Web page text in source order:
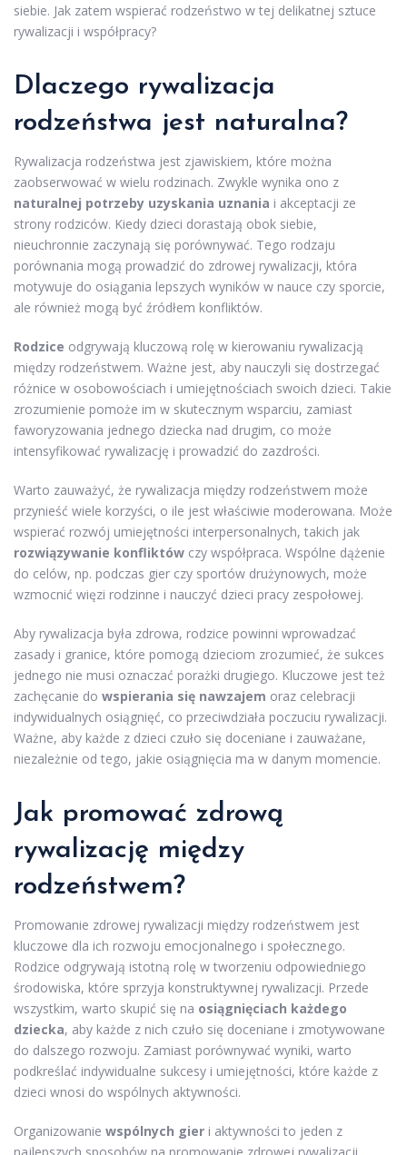
siebie. Jak zatem wspierać rodzeństwo w tej delikatnej sztuce
rywalizacji i współpracy?
Dlaczego rywalizacja
rodzeństwa jest naturalna?
Rywalizacja rodzeństwa jest zjawiskiem, które można
zaobserwować w wielu rodzinach. Zwykle wynika ono z
naturalnej potrzeby uzyskania uznania i akceptacji ze
strony rodziców. Kiedy dzieci dorastają obok siebie,
nieuchronnie zaczynają się porównywać. Tego rodzaju
porównania mogą prowadzić do zdrowej rywalizacji, która
motywuje do osiągania lepszych wyników w nauce czy sporcie,
ale również mogą być źródłem konfliktów.
Rodzice odgrywają kluczową rolę w kierowaniu rywalizacją
między rodzeństwem. Ważne jest, aby nauczyli się dostrzegać
różnice w osobowościach i umiejętnościach swoich dzieci. Takie
zrozumienie pomoże im w skutecznym wsparciu, zamiast
faworyzowania jednego dziecka nad drugim, co może
intensyfikować rywalizację i prowadzić do zazdrości.
Warto zauważyć, że rywalizacja między rodzeństwem może
przynieść wiele korzyści, o ile jest właściwie moderowana. Może
wspierać rozwój umiejętności interpersonalnych, takich jak
rozwiązywanie konfliktów czy współpraca. Wspólne dążenie
do celów, np. podczas gier czy sportów drużynowych, może
wzmocnić więzi rodzinne i nauczyć dzieci pracy zespołowej.
Aby rywalizacja była zdrowa, rodzice powinni wprowadzać
zasady i granice, które pomogą dzieciom zrozumieć, że sukces
jednego nie musi oznaczać porażki drugiego. Kluczowe jest też
zachęcanie do wspierania się nawzajem oraz celebracji
indywidualnych osiągnięć, co przeciwdziała poczuciu rywalizacji.
Ważne, aby każde z dzieci czuło się doceniane i zauważane,
niezależnie od tego, jakie osiągnięcia ma w danym momencie.
Jak promować zdrową
rywalizację między
rodzeństwem?
Promowanie zdrowej rywalizacji między rodzeństwem jest
kluczowe dla ich rozwoju emocjonalnego i społecznego.
Rodzice odgrywają istotną rolę w tworzeniu odpowiedniego
środowiska, które sprzyja konstruktywnej rywalizacji. Przede
wszystkim, warto skupić się na osiągnięciach każdego
dziecka, aby każde z nich czuło się doceniane i zmotywowane
do dalszego rozwoju. Zamiast porównywać wyniki, warto
podkreślać indywidualne sukcesy i umiejętności, które każde z
dzieci wnosi do wspólnych aktywności.
Organizowanie wspólnych gier i aktywności to jeden z